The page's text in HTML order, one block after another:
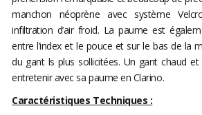
manchon néoprène avec système
infiltration d’air froid. La paume est
entre l’index et le pouce et sur le bas de la
du gant ls plus sollicitées. Un gant chaud
entretenir avec sa paume en Clarino.
Caractéristiques Techniques :